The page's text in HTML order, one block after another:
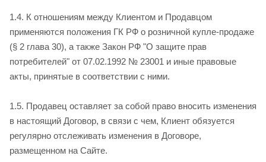
1.4. К отношениям между Клиентом и Продавцом
применяются положения ГК РФ о розничной купле-­продаже
(§ 2 глава 30), а также Закон РФ "О защите прав
потребителей" от 07.02.1992 № 2300­1 и иные правовые
акты, принятые в соответствии с ними.
1.5. Продавец оставляет за собой право вносить изменения
в настоящий Договор, в связи с чем, Клиент обязуется
регулярно отслеживать изменения в Договоре,
размещенном на Сайте.